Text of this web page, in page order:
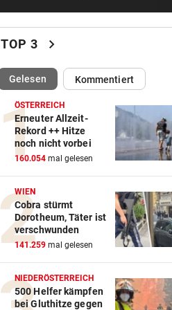
Brasilien-Legende schockt
mit Mallet-Finger
Traktor-Unglück: Mutter (36)
meldet sich zu Wort
STRATEGIE FEHLT vor
Schutz vor Drohnen?
hat keinen Plan
3:1 nach 0:1! Altach dreht
gegen WSG Tirol
KRITIK AUS POLITIK vor
Theater stellt
300.000 Euro auf
TOP 3 chevron_right
Gelesen(ausgewählt)Kommentiert
ÖSTERREICH
Erneuter Allzeit-
Rekord ++ Hitze
noch nicht vorbei
160.054 mal gelesen
WIEN
Cobra stürmt
Dorotheum, Täter ist
verschwunden
141.259 mal gelesen
NIEDERÖSTERREICH
500 Helfer kämpfen
bei Gluthitze gegen